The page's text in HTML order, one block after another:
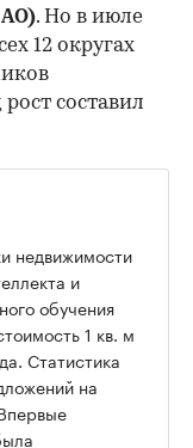
. Но в июле
12 округах
составил
недвижимости
и
обучения
1 кв. м
Статистика
на